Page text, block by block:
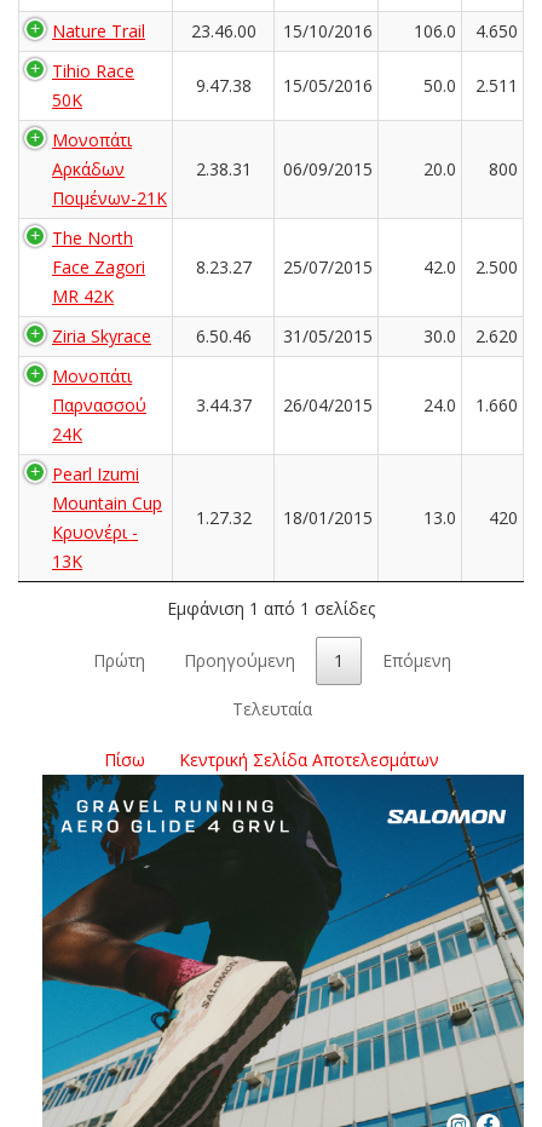
Nature Trail 23.46.00 15/10/2016 106.0
4.650
Tihio Race
50K
9.47.38 15/05/2016 50.0 2.511
Μονοπάτι
Αρκάδων
Ποιμένων-21Κ
2.38.31 06/09/2015 20.0 800
The North
Face Zagori
MR 42K
8.23.27 25/07/2015 42.0 2.500
Ziria Skyrace 6.50.46 31/05/2015 30.0
2.620
Μονοπάτι
Παρνασσού
24K
3.44.37 26/04/2015 24.0 1.660
Pearl Izumi
Mountain Cup
Κρυονέρι -
13K
1.27.32 18/01/2015 13.0 420
Εμφάνιση 1 από 1 σελίδες
Πρώτη Προηγούμενη 1 Επόμενη
Τελευταία
Πίσω Κεντρική Σελίδα Αποτελεσμάτων